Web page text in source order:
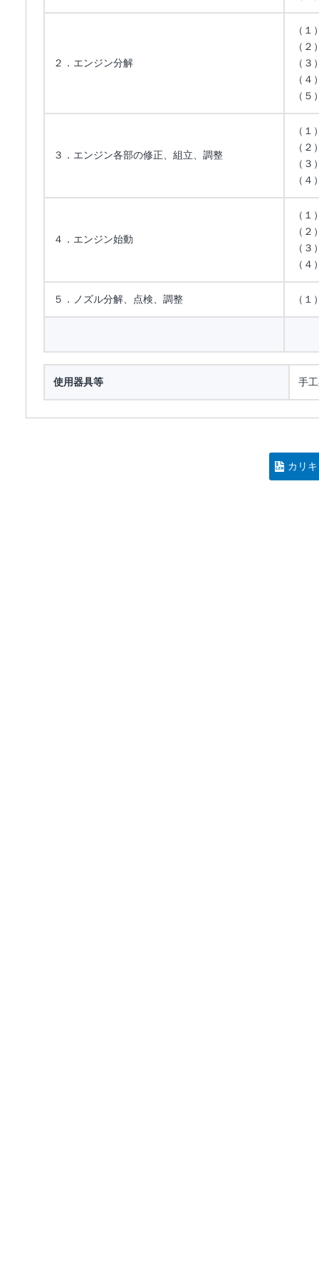
２．エンジン分解
（
（
（
（
（
３．エンジン各部の修正、組立、調整
（
（
（
（
４．エンジン始動
（
（
（
（
５．ノズル分解、点検、調整 （
使用器具等 手
カリ